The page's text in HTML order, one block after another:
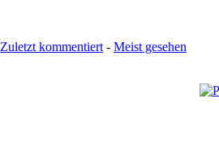
Zuletzt kommentiert - Meist gesehen